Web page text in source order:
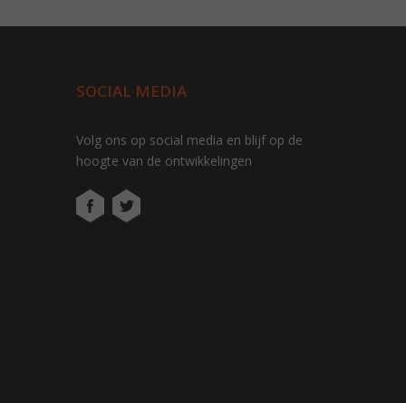
SOCIAL MEDIA
Volg ons op social media en blijf op de
hoogte van de ontwikkelingen